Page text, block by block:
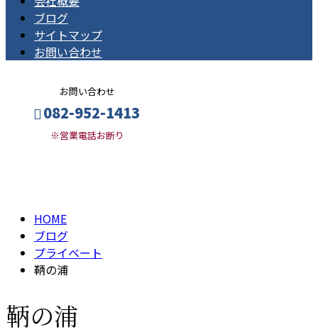
ブログ
サイトマップ
お問い合わせ
お問い合わせ
082-952-1413
※営業電話お断り
HOME
ブログ
プライベート
鞆の浦
鞆の浦